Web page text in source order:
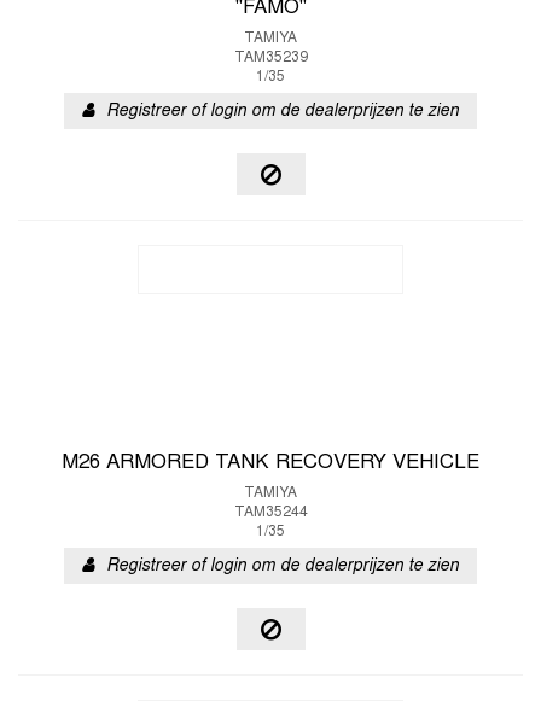
"FAMO"
TAMIYA
TAM35239
1/35
Registreer of login om de dealerprijzen te zien
M26 ARMORED TANK RECOVERY VEHICLE
TAMIYA
TAM35244
1/35
Registreer of login om de dealerprijzen te zien